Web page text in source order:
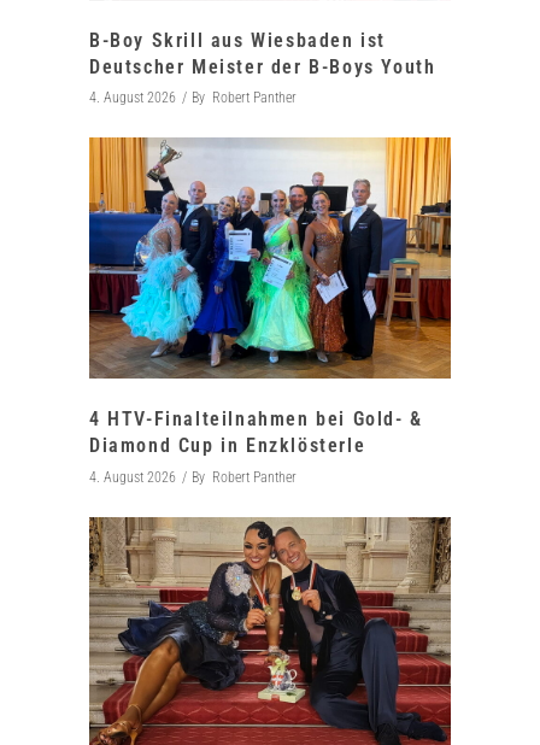
B-Boy Skrill aus Wiesbaden ist
Deutscher Meister der B-Boys Youth
4. August 2026 By Robert Panther
4 HTV-Finalteilnahmen bei Gold- &
Diamond Cup in Enzklösterle
4. August 2026 By Robert Panther